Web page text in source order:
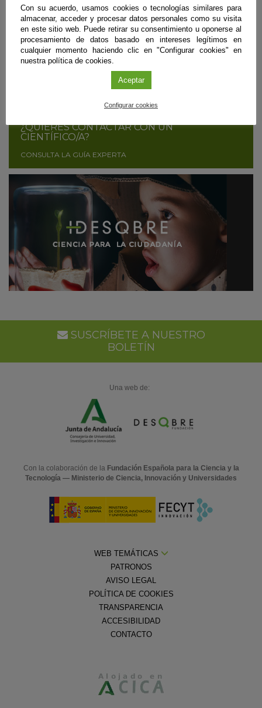
SUSCRÍBETE
¿ERES CIENTÍFICO/A Y QUIERES DIFUNDIR
TUS RESULTADOS?
¿QUIERES CONTACTAR CON UN
CIENTÍFICO/A?
CONSULTA LA GUÍA EXPERTA
SUSCRÍBETE A NUESTRO
BOLETÍN
Una web de:
Con la colaboración de la Fundación Española para la Ciencia y la
Tecnología — Ministerio de Ciencia, Innovación y Universidades
WEB TEMÁTICAS
PATRONOS
AVISO LEGAL
POLÍTICA DE COOKIES
TRANSPARENCIA
ACCESIBILIDAD
CONTACTO
Con su acuerdo, usamos cookies o tecnologías similares para
almacenar, acceder y procesar datos personales como su visita
en este sitio web. Puede retirar su consentimiento u oponerse al
procesamiento de datos basado en intereses legítimos en
cualquier momento haciendo clic en "Configurar cookies" en
nuestra política de cookies.
Aceptar
Configurar cookies